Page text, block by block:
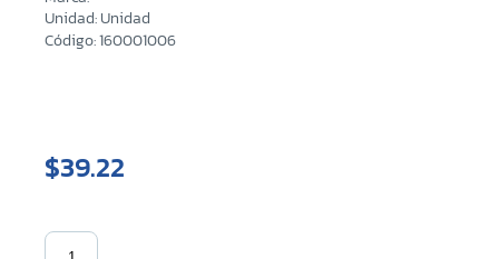
Unidad: Unidad
Código: 160001006
$39.22